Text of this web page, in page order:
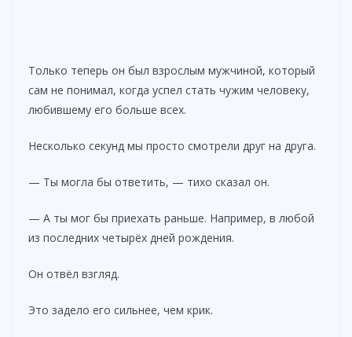
Только теперь он был взрослым мужчиной, который
сам не понимал, когда успел стать чужим человеку,
любившему его больше всех.
Несколько секунд мы просто смотрели друг на друга.
— Ты могла бы ответить, — тихо сказал он.
— А ты мог бы приехать раньше. Например, в любой
из последних четырёх дней рождения.
Он отвёл взгляд.
Это задело его сильнее, чем крик.